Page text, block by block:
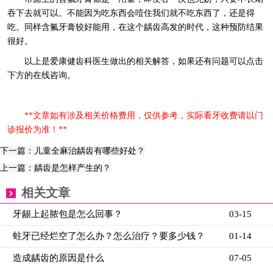
吞下去就可以。不能因为吃东西会噎住我们就不吃东西了，还是得
吃。同样含氟牙膏较好能用，在这个龋齿高发的时代，这种预防结果
很好。
以上是爱康健齿科医生做出的相关解答，如果还有问题可以点击
下方的在线咨询。
**文章如有涉及相关价格费用，仅供参考，实际看牙收费请以门
诊报价为准！**
下一篇：儿童全麻治龋齿有哪些好处？
上一篇：龋齿是怎样产生的？
相关文章
03-15
牙龈上起脓包是怎么回事？
01-14
蛀牙已经烂空了怎么办？怎么治疗？要多少钱？
07-05
造成龋齿的原因是什么